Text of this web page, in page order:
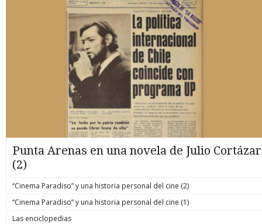
Punta Arenas en una novela de Julio Cortázar
(2)
“Cinema Paradiso” y una historia personal del cine (2)
“Cinema Paradiso” y una historia personal del cine (1)
Las enciclopedias